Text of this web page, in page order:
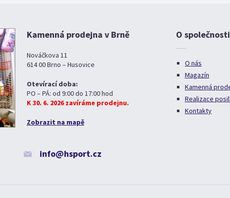
Kamenná prodejna v Brně
Nováčkova 11
614 00 Brno – Husovice
Otevírací doba:
PO – PÁ: od 9:00 do 17:00 hod
K 30. 6. 2026 zavíráme prodejnu.
Zobrazit na mapě
info@hsport.cz
O společnosti
O nás
Magazín
Kamenná
Realizace
Kontakty